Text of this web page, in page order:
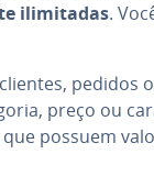
ili­mi­ta­das.
pedidos
preço ou
possuem